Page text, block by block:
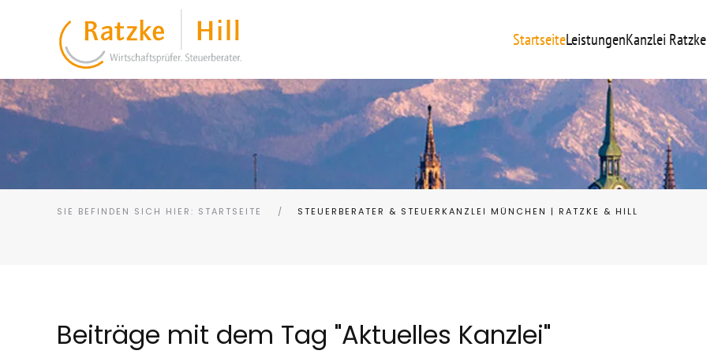
StartseiteLeistungenKanzlei
SIE BEFINDEN SICH HIER: STARTSEITE STEUERBERATER & STEUERKANZLEI MÜNCHEN | RATZKE & HILL
Beiträge mit dem Tag "Aktuelles Kanzlei"